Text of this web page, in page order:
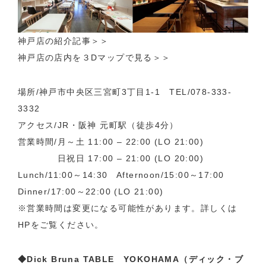
神戸店の紹介記事 ＞＞
神戸店の店内を３Dマップで見る＞＞
場所/神戸市中央区三宮町3丁目1-1 TEL/078-333-
3332
アクセス/JR・阪神 元町駅（徒歩4分）
営業時間/月～土 11:00 – 22:00 (LO 21:00)
日祝日 17:00 – 21:00 (LO 20:00)
Lunch/11:00～14:30 Afternoon/15:00～17:00
Dinner/17:00～22:00 (LO 21:00)
※営業時間は変更になる可能性があります。詳しくは
HPをご覧ください。
◆Dick Bruna TABLE YOKOHAMA（ディック・ブ